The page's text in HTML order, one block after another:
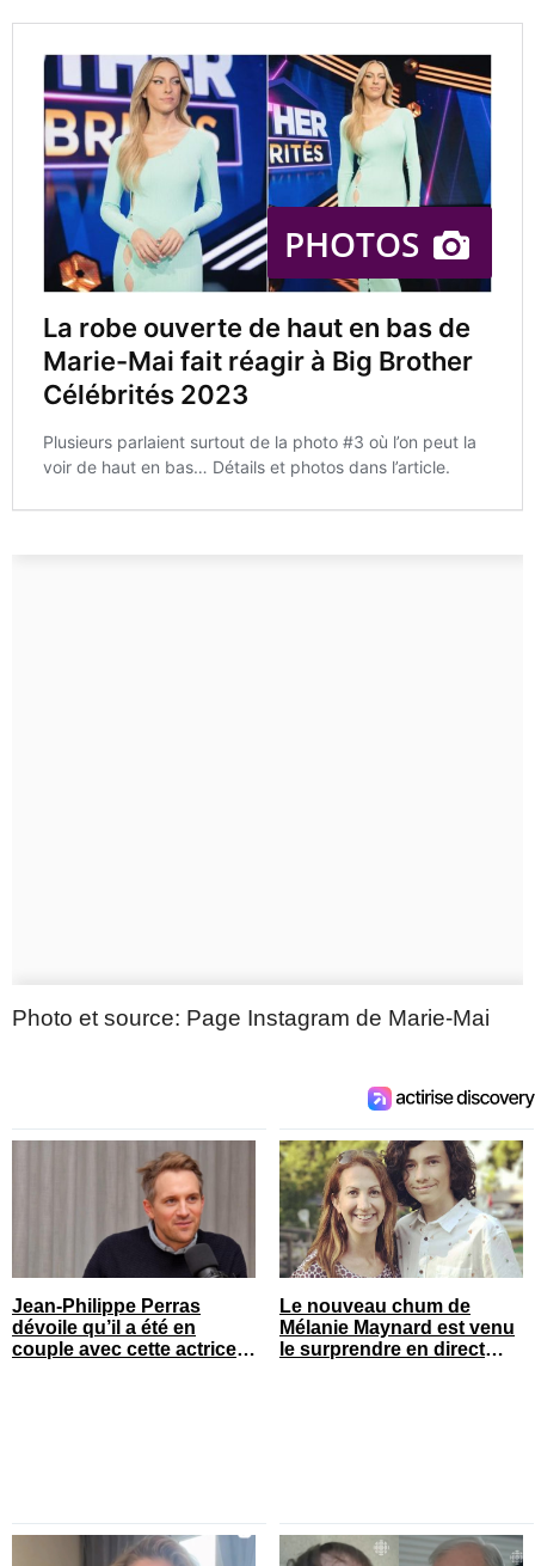
Photo et source: Page Instagram de Marie-Mai
Jean-Philippe Perras
dévoile qu’il a été en
couple avec cette actrice
Le nouveau chum de
Mélanie Maynard est venu
le surprendre en direct